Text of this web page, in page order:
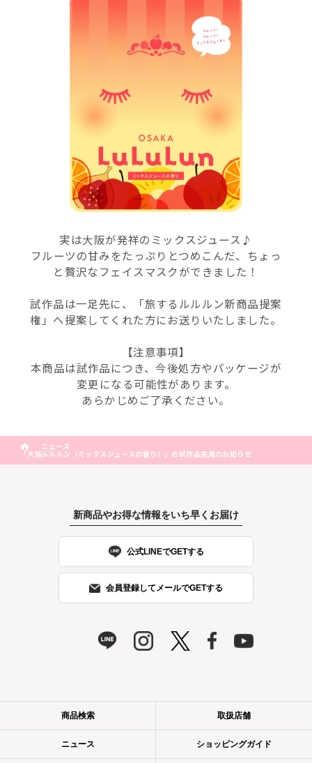
実は大阪が発祥のミックスジュース♪
フルーツの甘みをたっぷりとつめこんだ、ちょっ
と贅沢なフェイスマスクができました！
試作品は一足先に、「旅するルルルン新商品提案
権」へ提案してくれた方にお送りいたしました。
【注意事項】
本商品は試作品につき、今後処方やパッケージが
変更になる可能性があります。
あらかじめご了承ください。
ニュース
「大阪ルルルン（ミックスジュースの香り）」の試作品完成のお知らせ
新商品やお得な情報をいち早くお届け
公式LINEでGETする
会員登録してメールでGETする
商品検索 取扱店舗
ニュース ショッピングガイド